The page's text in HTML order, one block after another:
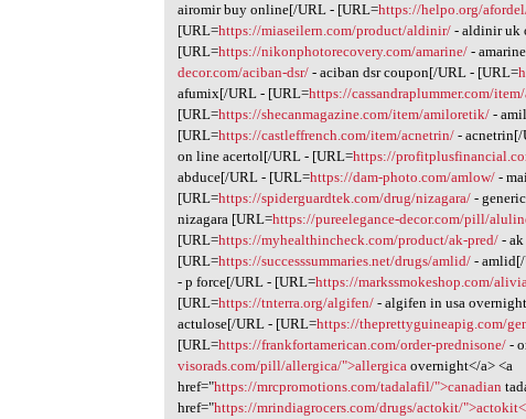
airomir buy online[/URL - [URL=https://helpo.org/
[URL=https://miaseilern.com/product/aldinir/ - aldinir uk
[URL=https://nikonphotorecovery.com/amarine/ -
decor.com/aciban-dsr/ - aciban dsr coupon[/URL - [URL=
afumix[/URL - [URL=https://cassandraplummer.com/
[URL=https://shecanmagazine.com/item/amiloretik/ -
[URL=https://castleffrench.com/item/acnetrin/ -
on line acertol[/URL - [URL=https://
abduce[/URL - [URL=https://dam-photo.com/amlow/ -
[URL=https://spiderguardtek.com/drug/nizagara/ -
nizagara [URL=https://pureelegance-decor.com/pill/
[URL=https://myhealthincheck.com/product/ak-pred/ -
[URL=https://successsummaries.net/drugs/amlid/ -
- p force[/URL - [URL=https://markssmokeshop.com/
[URL=https://tnterra.org/algifen/ - algifen in usa
actulose[/URL - [URL=https://theprettyguineapig.com/
[URL=https://frankfortamerican.com/order-prednisone/ -
visorads.com/pill/allergica/">allergica overnight</a> <a
href="https://mrcpromotions.com/tadalafil/">canadian
href="https://mrindiagrocers.com/drugs/actokit/